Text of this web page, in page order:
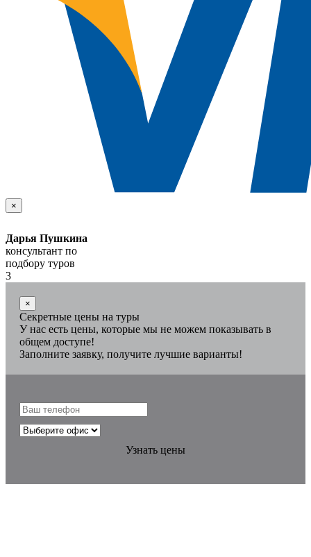
×
Дарья Пушкина
консультант по
подбору туров
3
×
Секретные цены на туры
У нас есть цены, которые мы не можем показывать в
общем доступе!
Заполните заявку, получите лучшие варианты!
Узнать цены